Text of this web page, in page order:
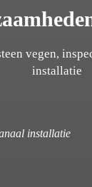
vegen,
installatie
installatie